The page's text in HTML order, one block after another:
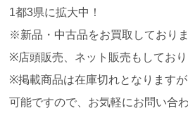
1都3県に拡大中！
※新品・中古品をお買取しておりま
※店頭販売、ネット販売もしており
※掲載商品は在庫切れとなります
可能ですので、お気軽にお問い合